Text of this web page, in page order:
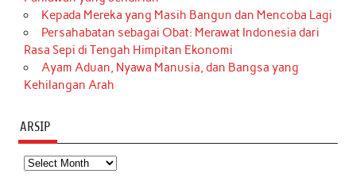
Kepada Mereka yang Masih Bangun dan Mencoba Lagi
Persahabatan sebagai Obat: Merawat Indonesia dari
Rasa Sepi di Tengah Himpitan Ekonomi
Ayam Aduan, Nyawa Manusia, dan Bangsa yang
Kehilangan Arah
ARSIP
Arsip